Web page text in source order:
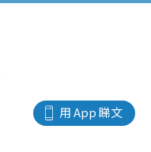
用 App 睇文